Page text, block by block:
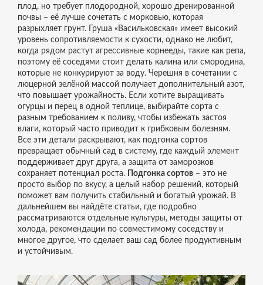
плод, но требует плодородной, хорошо дренированной
почвы – её лучше сочетать с морковью, которая
разрыхляет грунт. Груша «Васильковская» имеет высокий
уровень сопротивляемости к сухости, однако не любит,
когда рядом растут агрессивные корнееды, такие как репа,
поэтому её соседями стоит делать калина или смородина,
которые не конкурируют за воду. Черешня в сочетании с
люцерной зелёной массой получает дополнительный азот,
что повышает урожайность. Если хотите выращивать
огурцы и перец в одной теплице, выбирайте сорта с
разным требованием к поливу, чтобы избежать застоя
влаги, который часто приводит к грибковым болезням.
Все эти детали раскрывают, как подгонка сортов
превращает обычный сад в систему, где каждый элемент
поддерживает друг друга, а защита от заморозков
сохраняет потенциал роста.
Подгонка сортов– это не
просто выбор по вкусу, а целый набор решений, который
поможет вам получить стабильный и богатый урожай. В
дальнейшем вы найдёте статьи, где подробно
рассматриваются отдельные культуры, методы защиты от
холода, рекомендации по совместимому соседству и
многое другое, что сделает ваш сад более продуктивным
и устойчивым.